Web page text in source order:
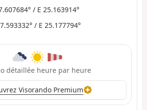
/ E 25.163914°
/ E 25.177794°
détaillée heure par heure
Visorando Premium